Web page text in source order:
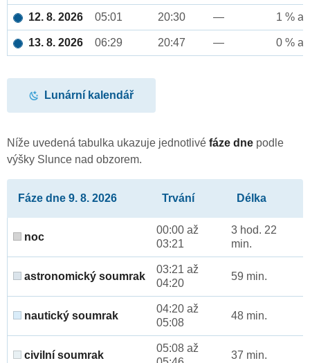
12. 8. 2026 05:01 20:30 — 1 %
13. 8. 2026 06:29 20:47 — 0 %
Lunární kalendář
Níže uvedená tabulka ukazuje jednotlivé fáze dne podle
výšky Slunce nad obzorem.
Fáze dne 9. 8. 2026 Trvání Délka
noc
00:00 až
03:21
3 hod. 22
min.
astronomický soumrak
03:21 až
04:20
59 min.
nautický soumrak
04:20 až
05:08
48 min.
civilní soumrak
05:08 až
37 min.